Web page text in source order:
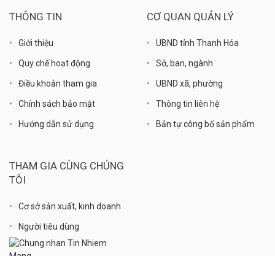
THÔNG TIN
Giới thiệu
Quy chế hoạt động
Điều khoản tham gia
Chính sách bảo mật
Hướng dẫn sử dụng
CƠ QUAN QUẢN LÝ
UBND tỉnh Thanh Hóa
Sở, ban, ngành
UBND xã, phường
Thông tin liên hệ
Bản tự công bố sản phẩm
THAM GIA CÙNG CHÚNG
TÔI
Cơ sở sản xuất, kinh doanh
Người tiêu dùng